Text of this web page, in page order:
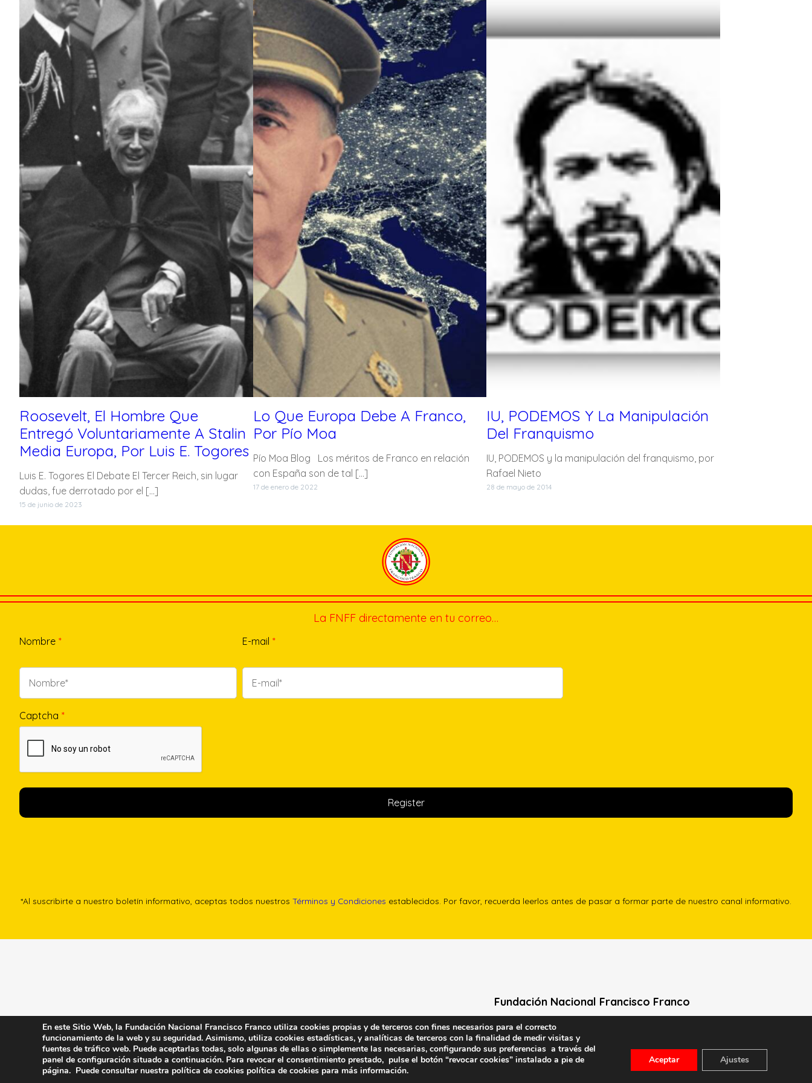
Roosevelt, El Hombre Que
Entregó Voluntariamente A Stalin
Media Europa, Por Luis E. Togores
Luis E. Togores El Debate El Tercer Reich, sin lugar
dudas, fue derrotado por el […]
15 de junio de 2023
Lo Que Europa Debe A Franco,
Por Pío Moa
Pío Moa Blog Los méritos de Franco en relación
con España son de tal […]
17 de enero de 2022
IU, PODEMOS Y La Manipulación
Del Franquismo
IU, PODEMOS y la manipulación del franquismo, por
Rafael Nieto
28 de mayo de 2014
La FNFF directamente en tu correo…
Nombre * E-mail *
Captcha *
*Al suscribirte a nuestro boletín informativo, aceptas todos nuestros Términos y Condiciones establecidos. Por favor, recuerda leerlos antes de pasar a formar parte de nuestro canal informativo.
Fundación Nacional Francisco Franco
Calle Edgar Neville, 1 -1º Izq
(antes calle General Moscardó)
28020 (Madrid) – Tel. 91 541 21 22
En este Sitio Web, la Fundación Nacional Francisco Franco utiliza cookies propias y de terceros con fines necesarios para el correcto
funcionamiento de la web y su seguridad. Asimismo, utiliza cookies estadísticas, y analíticas de terceros con la finalidad de medir visitas y
fuentes de tráfico web. Puede aceptarlas todas, solo algunas de ellas o simplemente las necesarias, configurando sus preferencias a través del
panel de configuración situado a continuación. Para revocar el consentimiento prestado, pulse el botón “revocar cookies” instalado a pie de
página. Puede consultar nuestra política de cookies política de cookies para más información.
Aceptar Ajustes